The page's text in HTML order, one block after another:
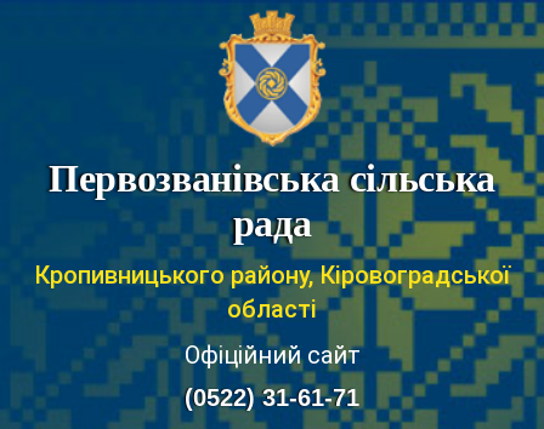
Первозванівська сільська
рада
Кропивницького району, Кіровоградської
області
Офіційний сайт
(0522) 31-61-71